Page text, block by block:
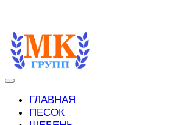
ГЛАВНАЯ
ПЕСОК